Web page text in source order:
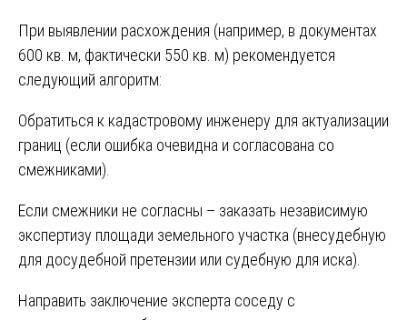
При выявлении расхождения (например, в документах
600 кв. м, фактически 550 кв. м) рекомендуется
следующий алгоритм:
Обратиться к кадастровому инженеру для актуализации
границ (если ошибка очевидна и согласована со
смежниками).
Если смежники не согласны – заказать независимую
экспертизу площади земельного участка (внесудебную
для досудебной претензии или судебную для иска).
Направить заключение эксперта соседу с